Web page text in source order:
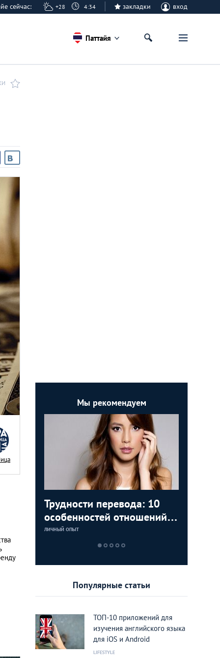
сейчас: +28 4:34 закладки вход
Паттайя
Мы рекомендуем
Трудности перевода: 10
особенностей отношений с
тайками
ЛИЧНЫЙ ОПЫТ
Популярные статьи
ТОП-10 приложений для
изучения английского языка
для iOS и Android
LIFESTYLE